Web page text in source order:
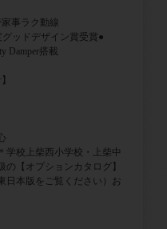
事ラク動線
グッドデザイン賞受賞●
Damper搭載
学校上柴西小学校・上柴中
【オプションカタログ】
日本版をご覧ください）お